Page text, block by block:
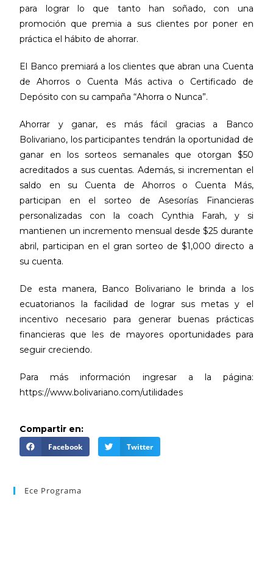
para lograr lo que tanto han soñado, con una
promoción que premia a sus clientes por poner en
práctica el hábito de ahorrar.
El Banco premiará a los clientes que abran una Cuenta
de Ahorros o Cuenta Más activa o Certificado de
Depósito con su campaña “Ahorra o Nunca”.
Ahorrar y ganar, es más fácil gracias a Banco
Bolivariano, los participantes tendrán la oportunidad de
ganar en los sorteos semanales que otorgan $50
acreditados a sus cuentas. Además, si incrementan el
saldo en su Cuenta de Ahorros o Cuenta Más,
participan en el sorteo de Asesorías Financieras
personalizadas con la coach Cynthia Farah, y si
mantienen un incremento mensual desde $25 durante
abril, participan en el gran sorteo de $1,000 directo a
su cuenta.
De esta manera, Banco Bolivariano le brinda a los
ecuatorianos la facilidad de lograr sus metas y el
incentivo necesario para generar buenas prácticas
financieras que les de mayores oportunidades para
seguir creciendo.
Para más información ingresar a la página:
https://www.bolivariano.com/utilidades
Compartir en:
Facebook Twitter
Ece Programa